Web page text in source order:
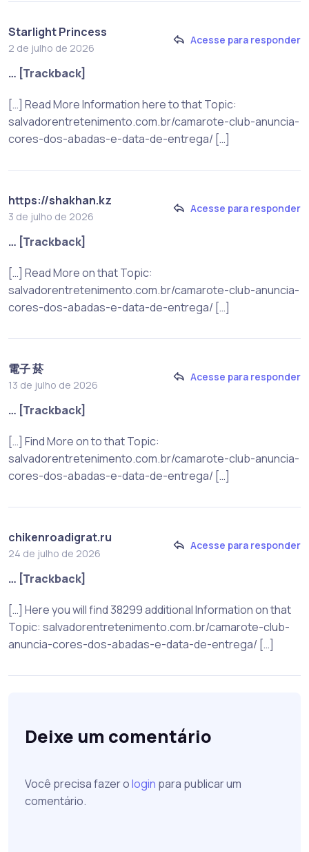
Starlight Princess
2 de julho de 2026
Acesse para responder
… [Trackback]
[…] Read More Information here to that Topic:
salvadorentretenimento.com.br/camarote-club-anuncia-
cores-dos-abadas-e-data-de-entrega/ […]
https://shakhan.kz
3 de julho de 2026
Acesse para responder
… [Trackback]
[…] Read More on that Topic:
salvadorentretenimento.com.br/camarote-club-anuncia-
cores-dos-abadas-e-data-de-entrega/ […]
電子 菸
13 de julho de 2026
Acesse para responder
… [Trackback]
[…] Find More on to that Topic:
salvadorentretenimento.com.br/camarote-club-anuncia-
cores-dos-abadas-e-data-de-entrega/ […]
chikenroadigrat.ru
24 de julho de 2026
Acesse para responder
… [Trackback]
[…] Here you will find 38299 additional Information on that
Topic: salvadorentretenimento.com.br/camarote-club-
anuncia-cores-dos-abadas-e-data-de-entrega/ […]
Deixe um comentário
Você precisa fazer ologin para publicar um
comentário.